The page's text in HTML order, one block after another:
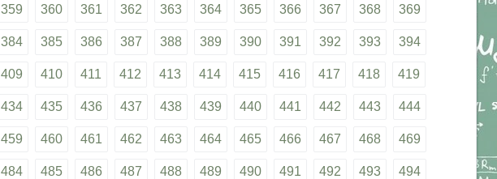
359 360 361 362 363 364 365 366 367 368 369
384 385 386 387 388 389 390 391 392 393 394
409 410 411 412 413 414 415 416 417 418 419
434 435 436 437 438 439 440 441 442 443 444
459 460 461 462 463 464 465 466 467 468 469
484 485 486 487 488 489 490 491 492 493 494